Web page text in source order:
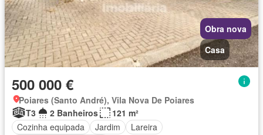
Obra nova
Casa
500 000 €
Poiares (Santo André), Vila Nova De Poiares
T3
2 Banheiros
121 m²
Cozinha equipada
Jardim
Lareira